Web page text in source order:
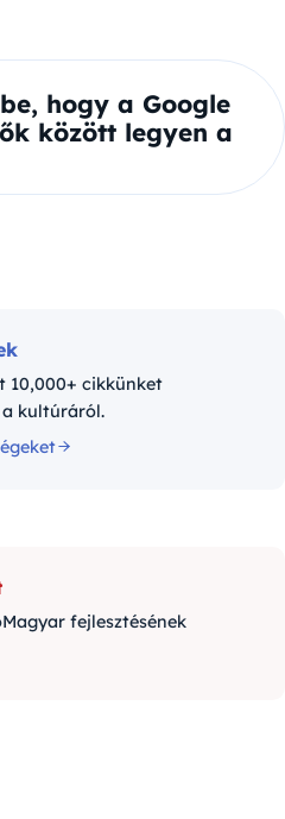
hogy a Google
között legyen a
10,000+ cikkünket
a kultúráról.
fejlesztésének